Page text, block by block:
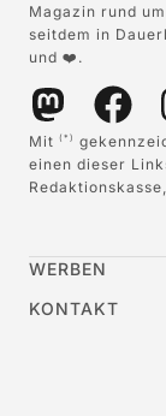
Magazin rund
seitdem in
und ❤️.
Mit (*)
einen dieser
WERBEN
KONTAKT